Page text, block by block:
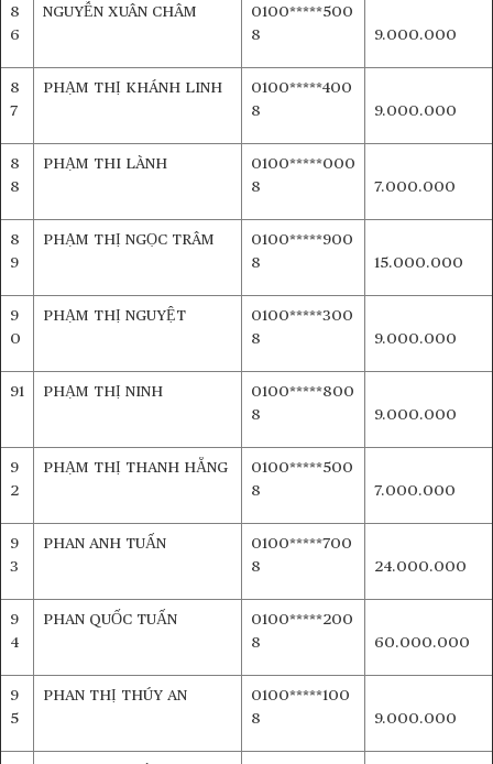
8
6
NGUYỄN XUÂN CHÂM
0100*****500
8
9.000.000
8
7
PHẠM THỊ KHÁNH LINH
0100*****400
8
9.000.000
8
8
PHẠM THI LÀNH
0100*****000
8
7.000.000
8
9
PHẠM THỊ NGỌC TRÂM
0100*****900
8
15.000.000
9
0
PHẠM THỊ NGUYỆT
0100*****300
8
9.000.000
91 PHẠM THỊ NINH
0100*****800
8
9.000.000
9
2
PHẠM THỊ THANH HẰNG
0100*****500
8
7.000.000
9
3
PHAN ANH TUẤN
0100*****700
8
24.000.000
9
4
PHAN QUỐC TUẤN
0100*****200
8
60.000.000
9
5
PHAN THỊ THÚY AN
0100*****100
8
9.000.000